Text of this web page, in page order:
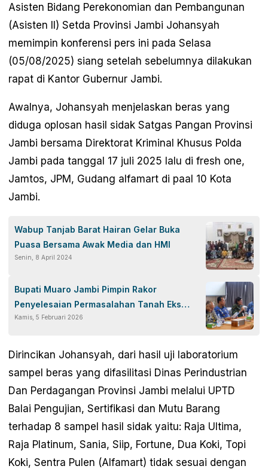
Asisten Bidang Perekonomian dan Pembangunan
(Asisten II) Setda Provinsi Jambi Johansyah
memimpin konferensi pers ini pada Selasa
(05/08/2025) siang setelah sebelumnya dilakukan
rapat di Kantor Gubernur Jambi.
Awalnya, Johansyah menjelaskan beras yang
diduga oplosan hasil sidak Satgas Pangan Provinsi
Jambi bersama Direktorat Kriminal Khusus Polda
Jambi pada tanggal 17 juli 2025 lalu di fresh one,
Jamtos, JPM, Gudang alfamart di paal 10 Kota
Jambi.
Wabup Tanjab Barat Hairan Gelar Buka
Puasa Bersama Awak Media dan HMI
Senin, 8 April 2024
Bupati Muaro Jambi Pimpin Rakor
Penyelesaian Permasalahan Tanah Eks
Transmigrasi
Kamis, 5 Februari 2026
Dirincikan Johansyah, dari hasil uji laboratorium
sampel beras yang difasilitasi Dinas Perindustrian
Dan Perdagangan Provinsi Jambi melalui UPTD
Balai Pengujian, Sertifikasi dan Mutu Barang
terhadap 8 sampel hasil sidak yaitu: Raja Ultima,
Raja Platinum, Sania, Siip, Fortune, Dua Koki, Topi
Koki, Sentra Pulen (Alfamart) tidak sesuai dengan